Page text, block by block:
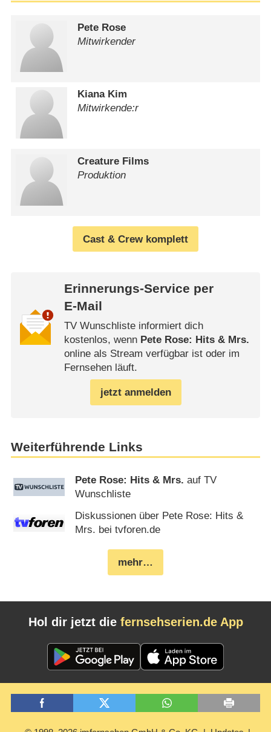
Pete Rose
Mitwirkender
Kiana Kim
Mitwirkende:r
Creature Films
Produktion
Cast & Crew komplett
Erinnerungs-Service per
E-Mail
TV Wunschliste informiert dich
kostenlos, wenn Pete Rose: Hits & Mrs.
online als Stream verfügbar ist oder im
Fernsehen läuft.
jetzt anmelden
Weiterführende Links
Pete Rose: Hits & Mrs. auf TV
Wunschliste
Diskussionen über Pete Rose: Hits &
Mrs. bei tvforen.de
mehr…
Hol dir jetzt die fernsehserien.de App